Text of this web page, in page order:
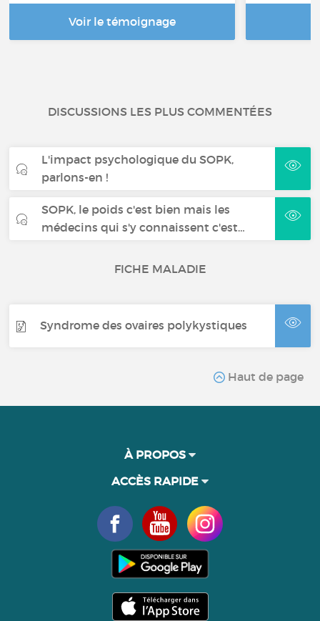
Voir le témoignage
DISCUSSIONS LES PLUS COMMENTÉES
L'impact psychologique du SOPK,
parlons-en !
SOPK, le poids c'est bien mais les
médecins qui s'y connaissent c'est…
FICHE MALADIE
Syndrome des ovaires polykystiques
Haut de page
À PROPOS
ACCÈS RAPIDE